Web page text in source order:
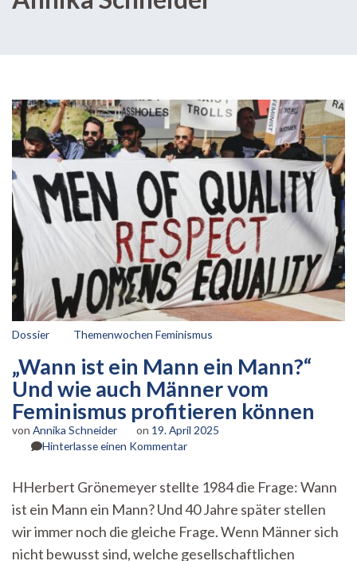
Dossier Themenwochen Feminismus
„Wann ist ein Mann ein Mann?“
Und wie auch Männer vom
Feminismus profitieren können
von Annika Schneider on 19. April 2025
Hinterlasse einen Kommentarzu
ein
Mann
ein
Mann?“
Und
HHerbert Grönemeyer stellte 1984 die Frage: Wann
ist ein Mann ein Mann? Und 40 Jahre später stellen
wir immer noch die gleiche Frage. Wenn Männer sich
nicht bewusst sind, welche gesellschaftlichen